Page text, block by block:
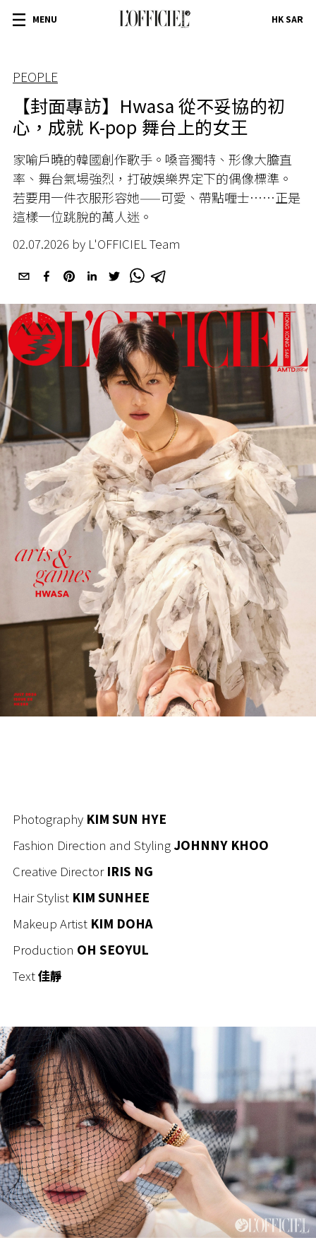
MENU HK SAR
PEOPLE
【封面專訪】Hwasa 從不妥協的初
心，成就 K-pop 舞台上的女王
家喻戶曉的韓國創作歌手。嗓音獨特、形像大膽直
率、舞台氣場強烈，打破娛樂界定下的偶像標準。
若要用一件衣服形容她——可愛、帶點喱士……正是
這樣一位跳脫的萬人迷。
02.07.2026 by L'OFFICIEL Team
Photography KIM SUN HYE
Fashion Direction and Styling JOHNNY KHOO
Creative DirectorIRIS NG
Hair Stylist KIM SUNHEE
Makeup Artist KIM DOHA
Production OH SEOYUL
Text佳靜